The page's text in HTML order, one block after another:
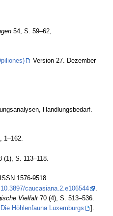
54, S. 59–62,
Version 27. Dezember
Handlungsbedarf.
1–162.
(1), S. 113–118.
1576-9518.
10.3897/caucasiana.2.e106544
Vielfalt70 (4), S. 513–536.
Höhlenfauna Luxemburgs
].